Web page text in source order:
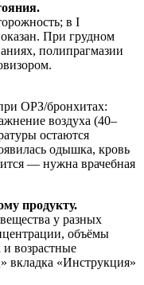
в I
При грудном
полипрагмазии
ОРЗ/бронхитах:
воздуха (40–
остаются
одышка, кровь
— нужна врачебная
продукту.
у разных
объёмы
возрастные
вкладка «Инструкция»